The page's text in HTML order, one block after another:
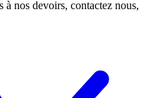
à nos devoirs, contactez nous,